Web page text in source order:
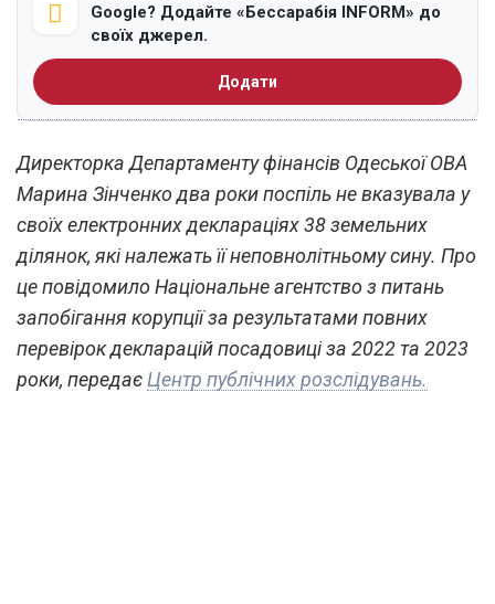
Google? Додайте «Бессарабія INFORM» до
своїх джерел.
Додати
Директорка Департаменту фінансів Одеської ОВА
Марина Зінченко два роки поспіль не вказувала у
своїх електронних деклараціях 38 земельних
ділянок, які належать її неповнолітньому сину. Про
це повідомило Національне агентство з питань
запобігання корупції за результатами повних
перевірок декларацій посадовиці за 2022 та 2023
роки, передає Центр публічних розслідувань.